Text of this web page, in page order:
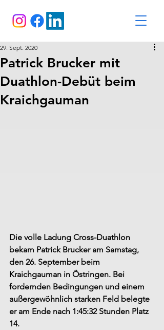
Patrick Brucker mit
Duathlon-Debüt beim
Kraichgauman
29. Sept. 2020
Die volle Ladung Cross-Duathlon
bekam Patrick Brucker am Samstag,
den 26. September beim
Kraichgauman in Östringen. Bei
fordernden Bedingungen und einem
außergewöhnlich starken Feld belegte
er am Ende nach 1:45:32 Stunden Platz
14.